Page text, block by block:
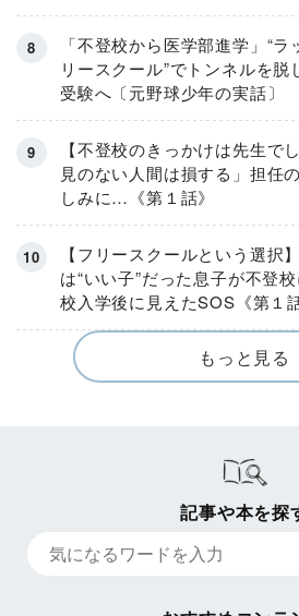
「不登校から医学部進学」“ラ
リースクール”でトンネルを脱
受験へ〔元野球少年の実話〕
【不登校のきっかけは先生で
見のない人間は損する」担任
しみに…《第１話》
【フリースクールという選択
は“いい子”だった息子が不登
校入学後に見えたSOS《第１
もっと見る
記事や本を探